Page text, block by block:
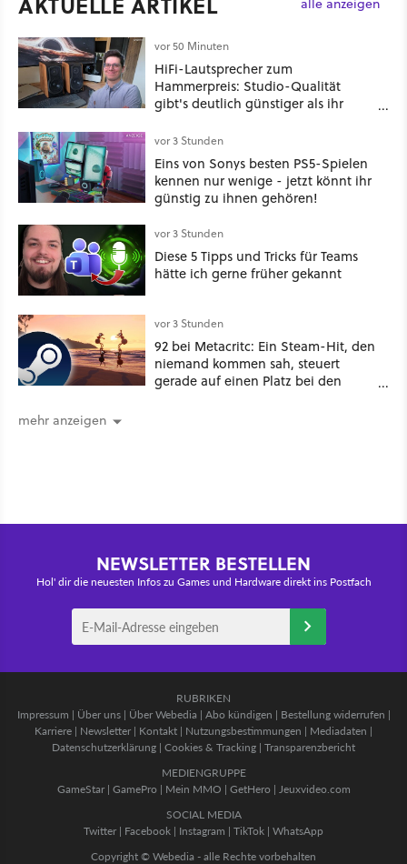
vor 50 Minuten
HiFi-Lautsprecher zum
Hammerpreis: Studio-Qualität
gibt's deutlich günstiger als ihr
vor 3 Stunden
Eins von Sonys besten PS5-Spielen
kennen nur wenige - jetzt könnt ihr
günstig zu ihnen gehören!
vor 3 Stunden
Diese 5 Tipps und Tricks für Teams
hätte ich gerne früher gekannt
vor 3 Stunden
92 bei Metacritc: Ein Steam-Hit, den
niemand kommen sah, steuert
gerade auf einen Platz bei den
mehr anzeigen
NEWSLETTER BESTELLEN
Hol' dir die neuesten Infos zu Games und Hardware direkt ins Postfach
RUBRIKEN
Impressum | Über uns| Über Webedia | Abo kündigen | Bestellung widerrufen |
Karriere | Newsletter | Kontakt | Nutzungsbestimmungen | Mediadaten |
Datenschutzerklärung | Cookies & Tracking | Transparenzbericht
MEDIENGRUPPE
GameStar| GamePro | Mein MMO | GetHero | Jeuxvideo.com
SOCIAL MEDIA
Twitter | Facebook | Instagram | TikTok | WhatsApp
Copyright © Webedia - alle Rechte vorbehalten